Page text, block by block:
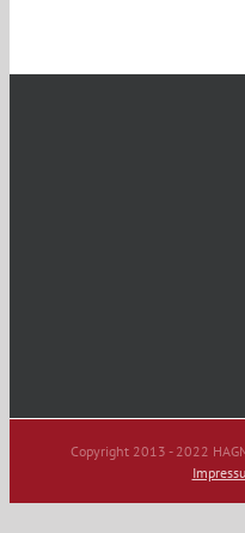
Copyright 2013 - 2022